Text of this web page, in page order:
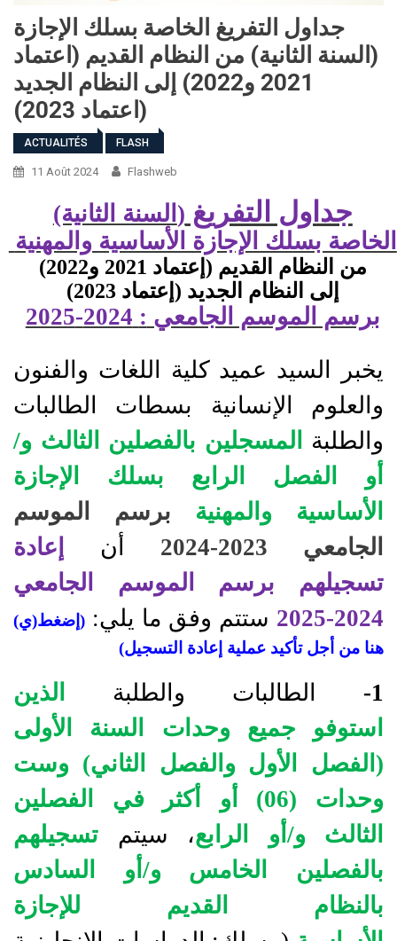
جداول التفريغ الخاصة بسلك الإجازة
(السنة الثانية) من النظام القديم (اعتماد
2021 و2022) إلى النظام الجديد
(اعتماد 2023)
ACTUALITÉS FLASH
11 Août 2024 Flashweb
جداول التفريغ ( السنة الثانية)
الخاصة بسلك الإجازة الأساسية والمهنية
من النظام القديم (إعتماد 2021 و2022)
إلى النظام الجديد (إعتماد 2023)
برسم الموسم الجامعي :
يخبر السيد عميد كلية اللغات والفنون
والعلوم الإنسانية بسطات الطالبات
والطلبة
المسجلين بالفصلين الثالث و/
أو الفصل الرابع بسلك الإجازة
الأساسية والمهنية برسم الموسم
الجامعي 2023-2024
أن
إعادة
تسجيلهم برسم الموسم الجامعي
2024-2025
ستتم وفق ما يلي: ( إضغط(ي)
هنا من أجل تأكيد عملية إعادة التسجيل)
1- الطالبات والطلبة
الذين
استوفو
جميع وحدات السنة الأولى
(الفصل الأول والفصل الثاني) وست
وحدات (06) أو أكثر في الفصلين
الثالث و/أو الرابع، سيتم تسجيلهم
بالفصلين الخامس و/أو السادس
بالنظام القديم للإجازة